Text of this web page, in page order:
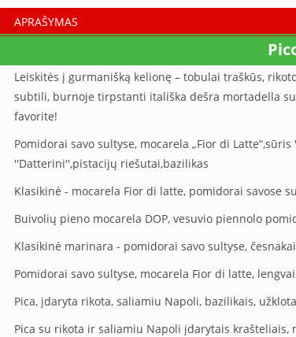
APRAŠYMAS
Leiskitės į gurmanišką kelionę – tobulai traškūs,
subtili, burnoje tirpstanti itališka dešra mortadella
favorite!
Pomidorai savo sultyse, mocarela „Fior di
''Datterini'',pistacijų riešutai,bazilikas
Klasikinė - mocarela Fior di latte, pomidorai savose
Buivolių pieno mocarela DOP, vesuvio piennolo
Klasikinė marinara - pomidorai savo sultyse,
Pomidorai savo sultyse, mocarela Fior di latte,
Pica, įdaryta rikota, saliamiu Napoli, bazilikais,
Pica su rikota ir saliamiu Napoli įdarytais krašteliais,